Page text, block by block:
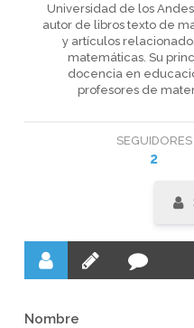
Universidad de los Andes
autor de libros texto de
y artículos
matemáticas. Su
docencia en
profesores de
SEGUIDORES
2
Nombre